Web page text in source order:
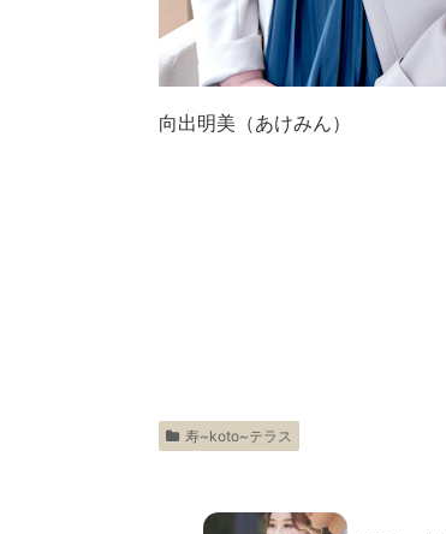
向出明美（あけみん）
寿~koto~テラス